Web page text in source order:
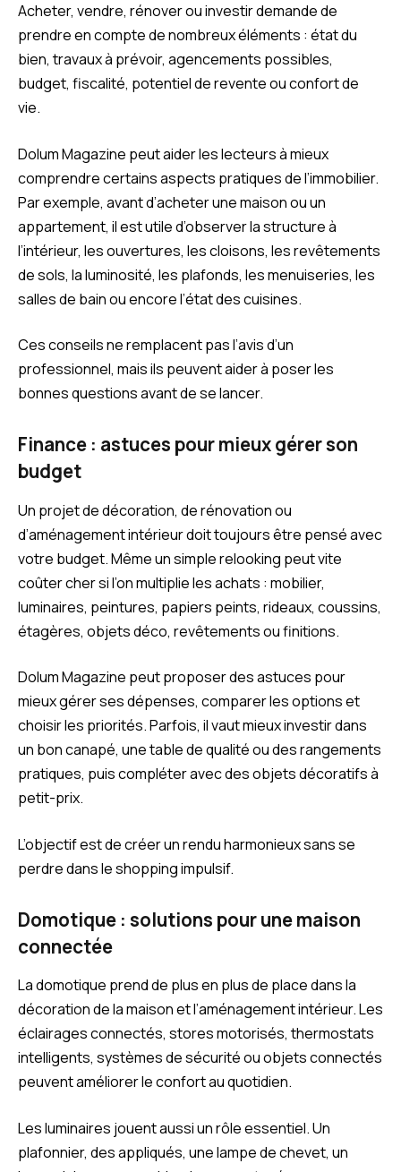
Acheter, vendre, rénover ou investir demande de
prendre en compte de nombreux éléments : état du
bien, travaux à prévoir, agencements possibles,
budget, fiscalité, potentiel de revente ou confort de
vie.
Dolum Magazine peut aider les lecteurs à mieux
comprendre certains aspects pratiques de l’immobilier.
Par exemple, avant d’acheter une maison ou un
appartement, il est utile d’observer la structure à
l’intérieur, les ouvertures, les cloisons, les revêtements
de sols, la luminosité, les plafonds, les menuiseries, les
salles de bain ou encore l’état des cuisines.
Ces conseils ne remplacent pas l’avis d’un
professionnel, mais ils peuvent aider à poser les
bonnes questions avant de se lancer.
Finance : astuces pour mieux gérer son
budget
Un projet de décoration, de rénovation ou
d’aménagement intérieur doit toujours être pensé avec
votre budget. Même un simple relooking peut vite
coûter cher si l’on multiplie les achats : mobilier,
luminaires, peintures, papiers peints, rideaux, coussins,
étagères, objets déco, revêtements ou finitions.
Dolum Magazine peut proposer des astuces pour
mieux gérer ses dépenses, comparer les options et
choisir les priorités. Parfois, il vaut mieux investir dans
un bon canapé, une table de qualité ou des rangements
pratiques, puis compléter avec des objets décoratifs à
petit-prix.
L’objectif est de créer un rendu harmonieux sans se
perdre dans le shopping impulsif.
Domotique : solutions pour une maison
connectée
La domotique prend de plus en plus de place dans la
décoration de la maison et l’aménagement intérieur. Les
éclairages connectés, stores motorisés, thermostats
intelligents, systèmes de sécurité ou objets connectés
peuvent améliorer le confort au quotidien.
Les luminaires jouent aussi un rôle essentiel. Un
plafonnier, des appliqués, une lampe de chevet, un